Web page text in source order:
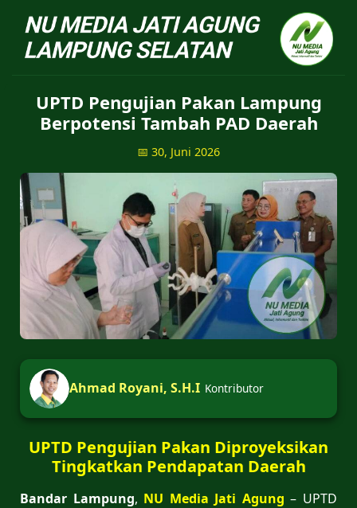
NU Jatiagung - Situs
UPTD Pengujian Pakan Lampung
Berpotensi Tambah PAD Daerah
📅 30, Juni 2026
Ahmad Royani, S.H.I Kontributor
UPTD Pengujian Pakan Diproyeksikan
Tingkatkan Pendapatan Daerah
Bandar Lampung, NU Media Jati Agung – UPTD